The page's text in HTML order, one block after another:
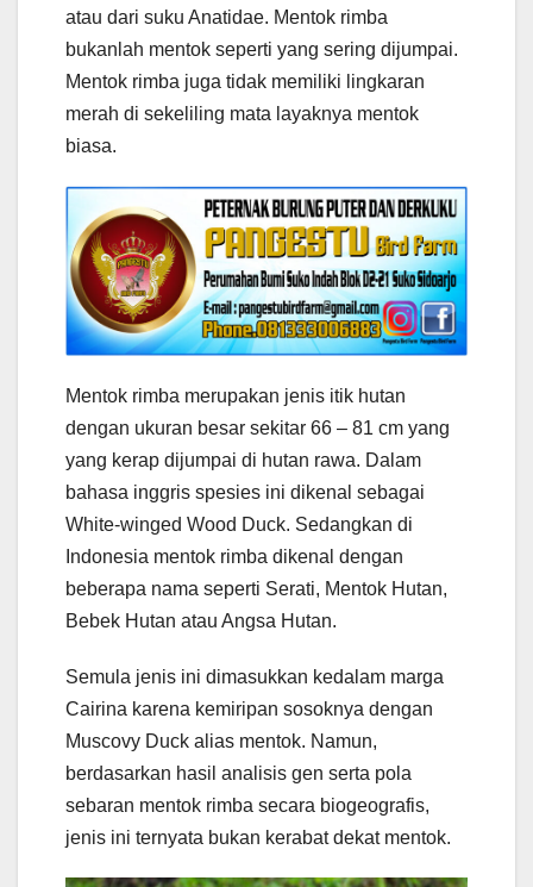
atau dari suku Anatidae. Mentok rimba
bukanlah mentok seperti yang sering dijumpai.
Mentok rimba juga tidak memiliki lingkaran
merah di sekeliling mata layaknya mentok
biasa.
Mentok rimba merupakan jenis itik hutan
dengan ukuran besar sekitar 66 – 81 cm yang
yang kerap dijumpai di hutan rawa. Dalam
bahasa inggris spesies ini dikenal sebagai
White-winged Wood Duck. Sedangkan di
Indonesia mentok rimba dikenal dengan
beberapa nama seperti Serati, Mentok Hutan,
Bebek Hutan atau Angsa Hutan.
Semula jenis ini dimasukkan kedalam marga
Cairina karena kemiripan sosoknya dengan
Muscovy Duck alias mentok. Namun,
berdasarkan hasil analisis gen serta pola
sebaran mentok rimba secara biogeografis,
jenis ini ternyata bukan kerabat dekat mentok.